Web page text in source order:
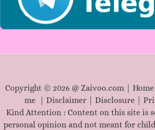
Copyright © 2026 @ Zaivoo.com | Home
me
Disclaimer| Disclosure|
Kind Attention : Content on this site is
personal opinion and not meant for